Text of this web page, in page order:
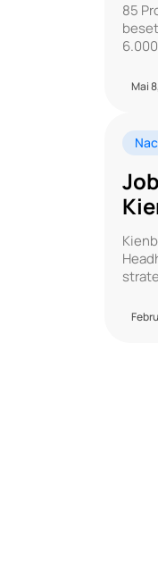
85
Mai